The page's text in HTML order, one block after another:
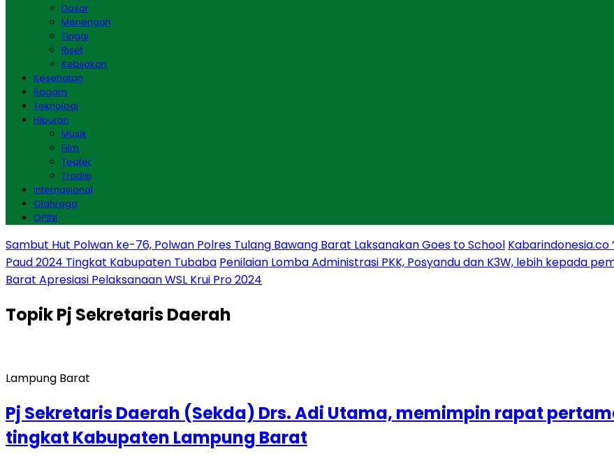
Dasar
Menengah
Tinggi
Riset
Kebijakan
Kesehatan
Ragam
Teknologi
Hiburan
Musik
Film
Teater
Tradisi
Internasional
Olahraga
OPINI
Sambut Hut Polwan ke-76, Polwan Polres Tulang Bawang Barat Laksanakan Goes to School Kabarindonesia.co
Paud 2024 Tingkat Kabupaten Tubaba Penilaian Lomba Administrasi PKK, Posyandu dan K3W, lebih kepada
Barat Apresiasi Pelaksanaan WSL Krui Pro 2024
TopikPj Sekretaris Daerah
Lampung Barat
Pj Sekretaris Daerah (Sekda) Drs. Adi Utama, memimpin rapat
tingkat Kabupaten Lampung Barat